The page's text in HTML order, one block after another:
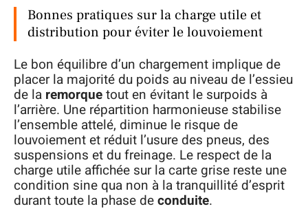
Bonnes pratiques sur la charge utile et
distribution pour éviter le louvoiement
Le bon équilibre d’un chargement implique de
placer la majorité du poids au niveau de l’essieu
de la remorquetout en évitant le surpoids à
l’arrière. Une répartition harmonieuse stabilise
l’ensemble attelé, diminue le risque de
louvoiement et réduit l’usure des pneus, des
suspensions et du freinage. Le respect de la
charge utile affichée sur la carte grise reste une
condition sine qua non à la tranquillité d’esprit
durant toute la phase deconduite.